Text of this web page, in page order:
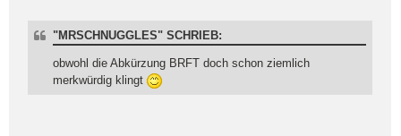
"MRSCHNUGGLES" SCHRIEB:
obwohl die Abkürzung BRFT doch schon ziemlich
merkwürdig klingt